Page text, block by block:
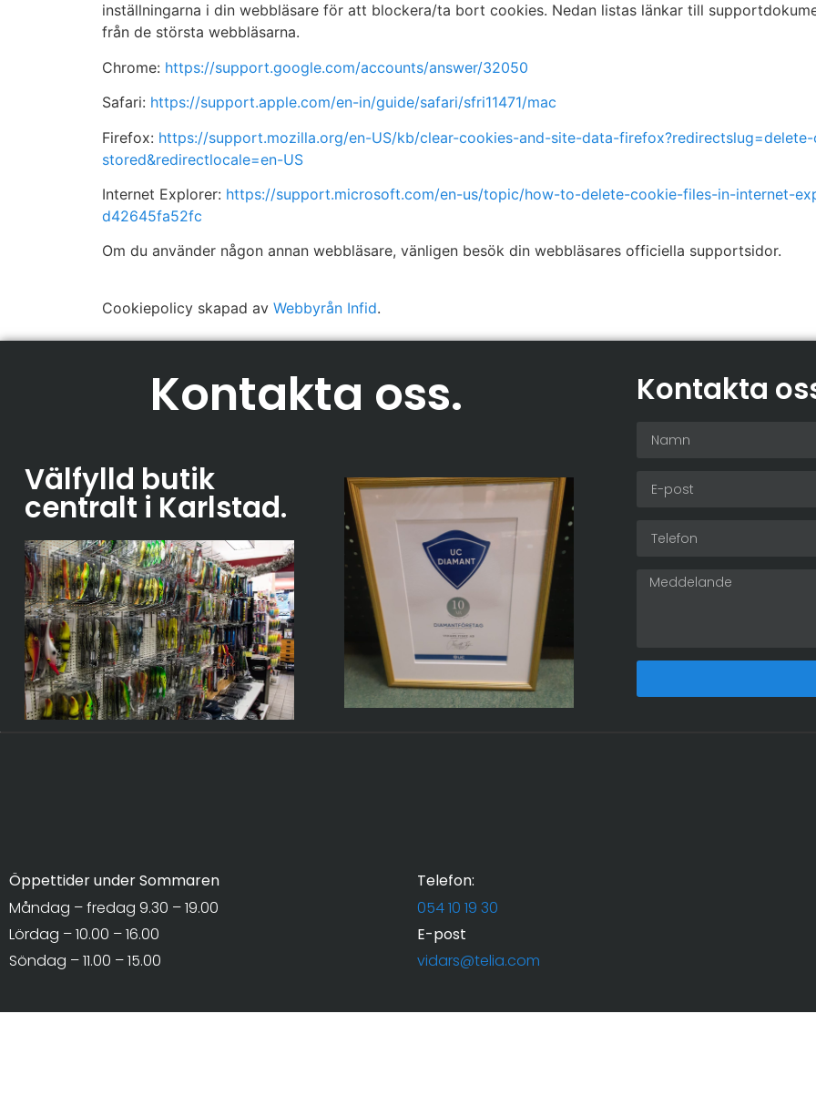
inställningarna i din webbläsare för att blockera/ta bort cookies. Nedan listas länkar till
från de största webbläsarna.
Chrome: https://support.google.com/accounts/answer/32050
Safari: https://support.apple.com/en-in/guide/safari/sfri11471/mac
Firefox: https://support.mozilla.org/en-US/kb/clear-cookies-and-site-data-
stored&redirectlocale=en-US
Internet Explorer: https://support.microsoft.com/en-us/topic/how-to-delete-cookie-files-in-internet-
d42645fa52fc
Om du använder någon annan webbläsare, vänligen besök din webbläsares officiella supportsidor.
Cookiepolicy skapad av Webbyrån Infid.
Kontakta oss.
Välfylld butik
centralt i Karlstad.
Kontakta
Öppettider under Sommaren
Måndag – fredag 9.30 – 19.00
Lördag – 10.00 – 16.00
Söndag – 11.00 – 15.00
Telefon:
054 10 19 30
E-post
vidars@telia.com